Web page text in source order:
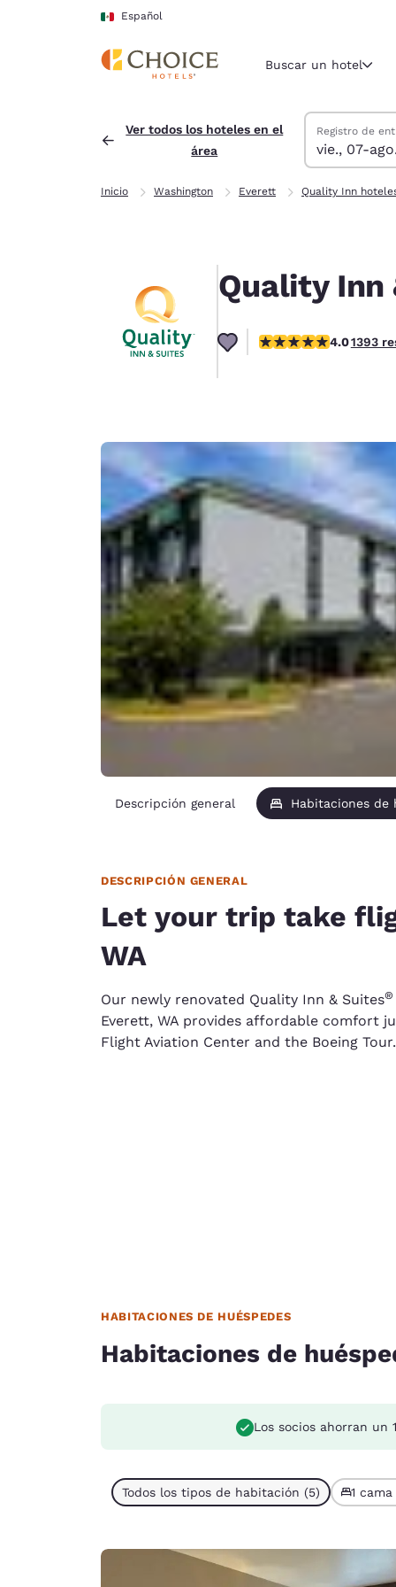
Pasar A Contenido Principal
Español
Región y
Español
United
English
América
Deutsch
Spain
English
Ireland
English
United
Buscar un hotel
Ver todos los hoteles en el
área
Buscar hoteles
viernes, 7 de
Registro de
vie., 07-
sábado, 8 de
sábado, 8 de
viernes, 7 de
Inicio Washington Everett Quality Inn
Quality Inn
calificación de 3.98
4.01393
Descripción general Habitaciones de
DESCRIPCIÓN GENERAL
Let your trip take
WA
Our newly renovated Quality Inn & Suites®
Everett, WA provides affordable comfort
Flight Aviation Center and the Boeing Tour.
HABITACIONES DE HUÉSPEDES
Habitaciones de
Los socios ahorran un
Todos los tipos de habitación (5) 1 cama